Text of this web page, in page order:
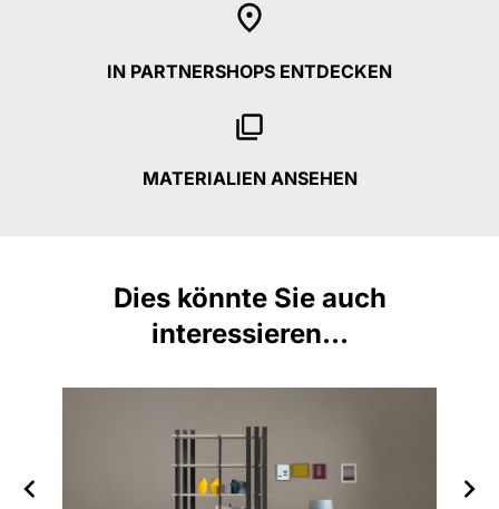
IN PARTNERSHOPS ENTDECKEN
MATERIALIEN ANSEHEN
Dies könnte Sie auch
interessieren...